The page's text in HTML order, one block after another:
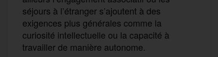
séjours à l’étranger s’ajoutent à des
exigences plus générales comme la
curiosité intellectuelle ou la capacité à
travailler de manière autonome.